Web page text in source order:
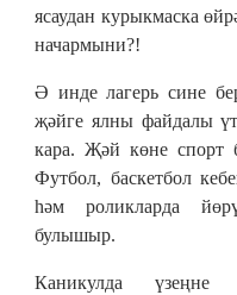
ясаудан курыкмаска
начармыни?!
Ә инде лагерь сине
җәйге ялны файдалы
кара. Җәй көне спорт
Футбол, баскетбол
һәм роликларда
булышыр.
Каникулда үзеңне